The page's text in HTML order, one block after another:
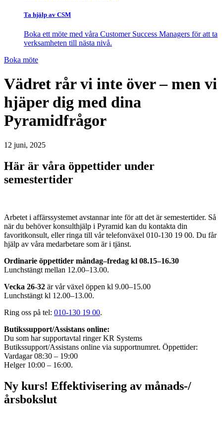
Ta hjälp av CSM
Boka ett möte med våra Customer Success Managers för att ta
verksamheten till nästa nivå.
Boka möte
Vädret rår vi inte över – men vi
hjäper dig med dina
Pyramidfrågor
12 juni, 2025
Här är våra öppettider under
semestertider
Arbetet i affärssystemet avstannar inte för att det är semestertider. Så
när du behöver konsulthjälp i Pyramid kan du kontakta din
favoritkonsult, eller ringa till vår telefonväxel 010-130 19 00. Du får
hjälp av våra medarbetare som är i tjänst.
Ordinarie öppettider måndag–fredag kl 08.15–16.30
Lunchstängt mellan 12.00–13.00.
Vecka 26-32 är vår växel öppen kl 9.00–15.00
Lunchstängt kl 12.00–13.00.
Ring oss på tel: 010-130 19 00.
Butikssupport/Assistans online:
Du som har supportavtal ringer KR Systems
Butikssupport/Assistans online via supportnumret. Öppettider:
Vardagar 08:30 – 19:00
Helger 10:00 – 16:00.
Ny kurs! Effektivisering av månads-/
årsbokslut